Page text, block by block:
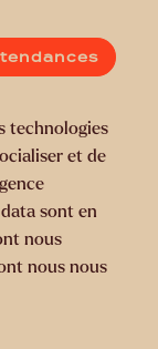
technologies
et de
sont en
nous
nous nous